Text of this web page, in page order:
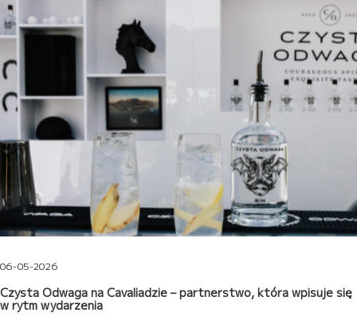
06-05-2026
Czysta Odwaga na Cavaliadzie – partnerstwo, która wpisuje się
w rytm wydarzenia